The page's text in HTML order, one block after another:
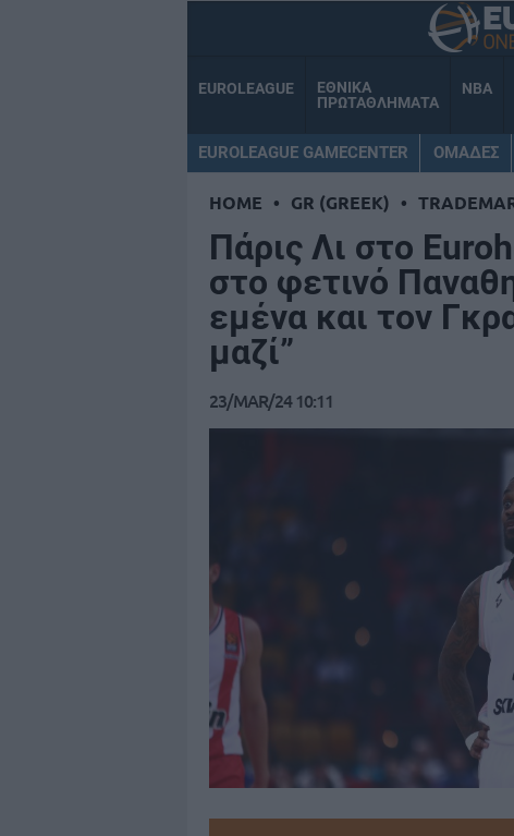
EUROLEAGUE
ΕΘΝΙΚΑ
ΠΡΩΤΑΘΛΗΜΑΤΑ
NBA
EUROLEAGUE GAMECENTER ΟΜΑΔΕΣ
HOME • GR (GREEK) •
Πάρις Λι στο
στο φετινό
εμένα και τον
μαζί”
23/MAR/24 10:11